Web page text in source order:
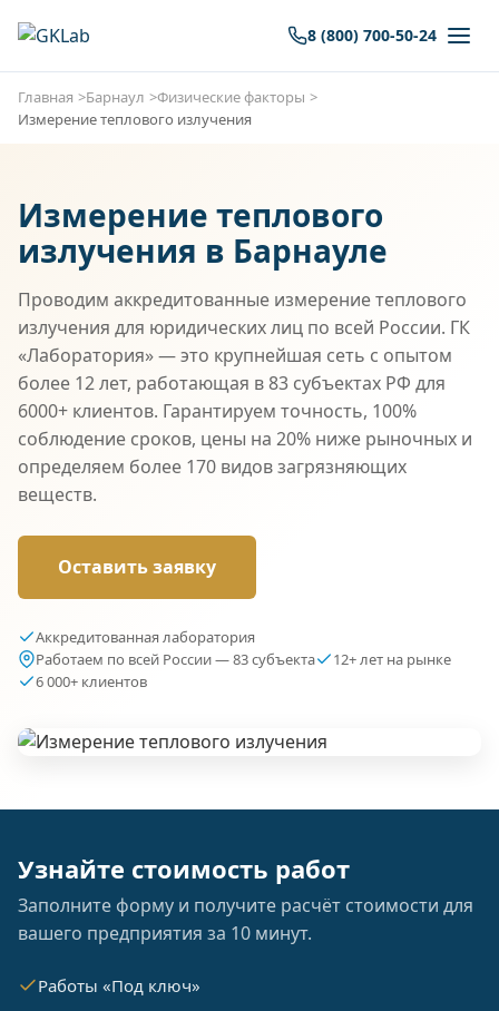
8 (800) 700-50-24
Главная Барнаул
Физические факторы
Измерение теплового излучения
Измерение теплового
излучения в Барнауле
Проводим аккредитованные измерение теплового
излучения для юридических лиц по всей России. ГК
«Лаборатория» — это крупнейшая сеть с опытом
более 12 лет, работающая в 83 субъектах РФ для
6000+ клиентов. Гарантируем точность, 100%
соблюдение сроков, цены на 20% ниже рыночных и
определяем более 170 видов загрязняющих
веществ.
Оставить заявку
Аккредитованная лаборатория
Работаем по всей России — 83 субъекта
12+ лет на рынке
6 000+ клиентов
Узнайте стоимость работ
Заполните форму и получите расчёт стоимости для
вашего предприятия за 10 минут.
Работы «Под ключ»